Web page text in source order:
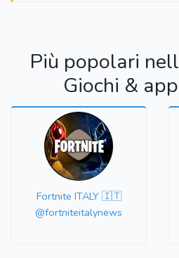
Più popolari
Giochi &
Fortnite ITALY 🇮🇹
@fortniteitalynews